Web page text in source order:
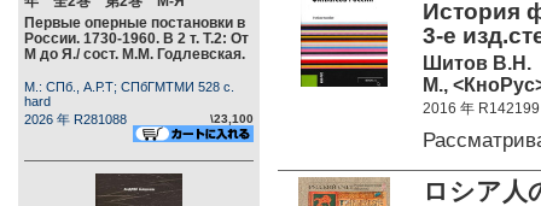
Первые оперные постановки в
России. 1730-1960. В 2 т. Т.2: От
М до Я./ сост. М.М. Годлевская.
М.: СПб., А.Р.Т; СПбГМТМИ 528 c.
hard
2026 年 R281088
\23,100
История
3-е
Шитов В.Н.
М.,
2016 年 R142199
ロシア